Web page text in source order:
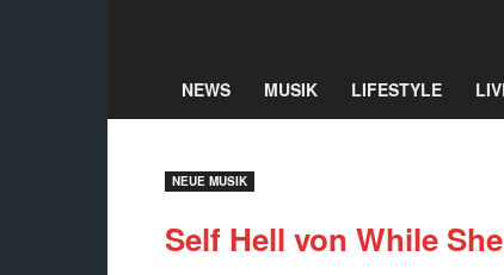
NEWS MUSIK LIFESTYLE
NEUE MUSIK
Self Hell von While